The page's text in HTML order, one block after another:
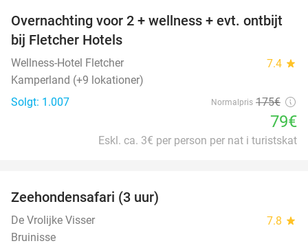
55%
Overnachting voor 2 + wellness + evt. ontbijt
bij Fletcher Hotels
Wellness-Hotel Fletcher 7.4 star
Kamperland (+9 lokationer)
Solgt: 1.007
Normalpris 175€
79€
Eskl. ca. 3€ per person per nat i turistskat
Zeehondensafari (3 uur)
De Vrolijke Visser 7.8 star
Bruinisse